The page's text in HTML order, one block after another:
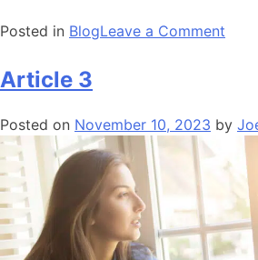
Posted in BlogLeave a Comment
Article 3
Posted on November 10, 2023 by